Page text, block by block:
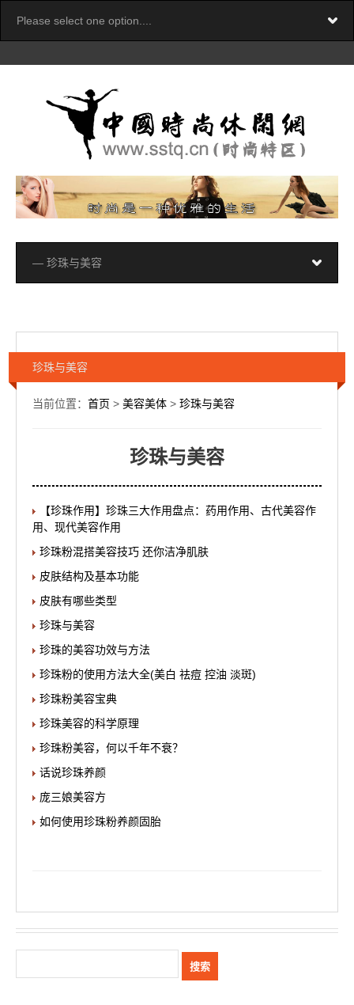
珍珠与美容
当前位置： 首页 > 美容美体 > 珍珠与美容
珍珠与美容
【珍珠作用】珍珠三大作用盘点：药用作用、古代美容作
用、现代美容作用
珍珠粉混搭美容技巧 还你洁净肌肤
皮肤结构及基本功能
皮肤有哪些类型
珍珠与美容
珍珠的美容功效与方法
珍珠粉的使用方法大全(美白 祛痘 控油 淡斑)
珍珠粉美容宝典
珍珠美容的科学原理
珍珠粉美容，何以千年不衰？
话说珍珠养颜
庞三娘美容方
如何使用珍珠粉养颜固胎